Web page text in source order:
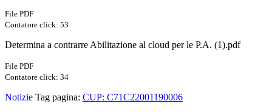
File PDF
Contatore click: 53
Determina a contrarre Abilitazione al cloud per le P.A. (1).pdf
File PDF
Contatore click: 34
Notizie Tag pagina: CUP: C71C22001190006